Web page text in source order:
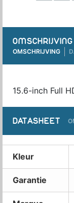
OMSCHRIJVING
OMSCHRIJVING
15.6-inch Full
DATASHEET
Kleur
Garantie